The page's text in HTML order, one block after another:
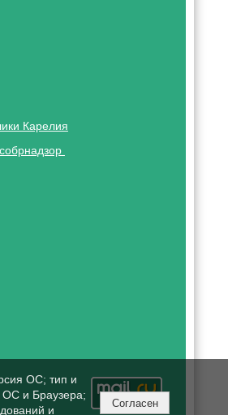
Карелия
ОС; тип и
ОС и Браузера;
и
Согласен